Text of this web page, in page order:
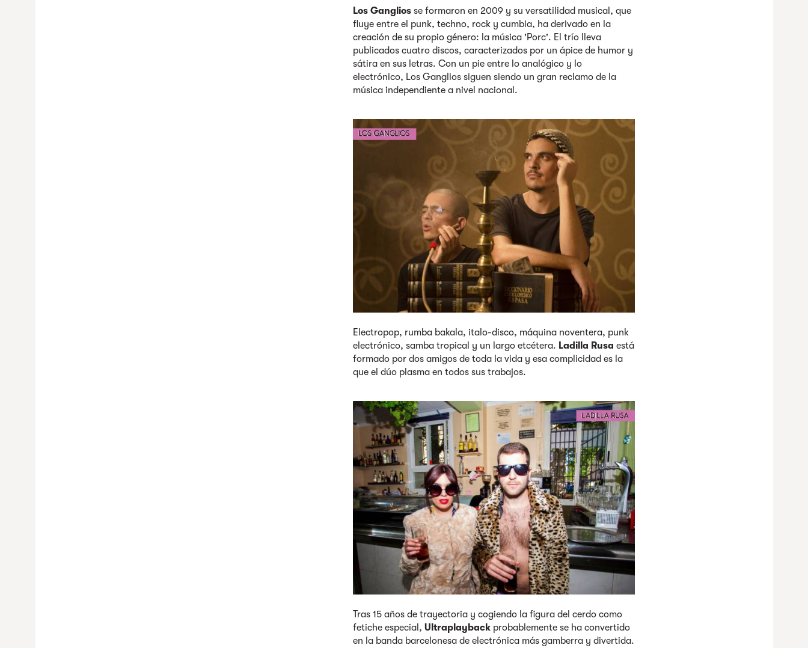
Los Ganglios se formaron en 2009 y su versatilidad musical, que
fluye entre el punk, techno, rock y cumbia, ha derivado en la
creación de su propio género: la música 'Porc'. El trío lleva
publicados cuatro discos, caracterizados por un ápice de humor y
sátira en sus letras. Con un pie entre lo analógico y lo
electrónico, Los Ganglios siguen siendo un gran reclamo de la
música independiente a nivel nacional.
Electropop, rumba bakala, italo-disco, máquina noventera, punk
electrónico, samba tropical y un largo etcétera. Ladilla Rusa está
formado por dos amigos de toda la vida y esa complicidad es la
que el dúo plasma en todos sus trabajos.
Tras 15 años de trayectoria y cogiendo la figura del cerdo como
fetiche especial,Ultraplayback probablemente se ha convertido
en la banda barcelonesa de electrónica más gamberra y divertida.